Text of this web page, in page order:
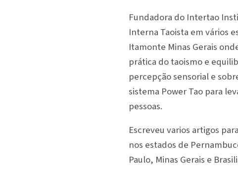
Fundadora do Intertao
Interna Taoista em vários
Itamonte Minas Gerais
prática do taoismo e
percepção sensorial e
sistema Power Tao para
pessoas.
Escreveu varios artigos
nos estados de
Paulo, Minas Gerais e